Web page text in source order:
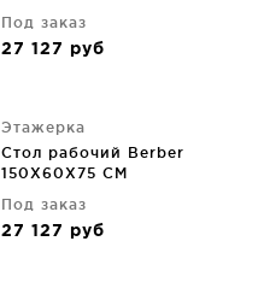
Под заказ
27 127 руб
Этажерка
Стол рабочий Berber
150X60X75 CM
Под заказ
27 127 руб